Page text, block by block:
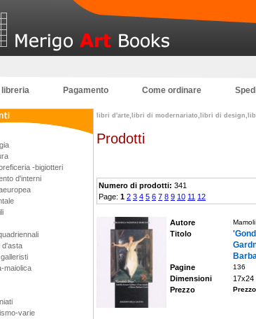
libreria Pagamento Come ordinare
-bigiotteri
d'interni
d'asta
maiolica
varie
libri d'arte,libri di modernariato,libri di
Prodotti
Numero di prodotti: 341
Page: 1 2 3 4 5 6 7 8 9 10 11 12
Autore
Titolo
Pagine 136
Dimensioni
17x24
Prezzo